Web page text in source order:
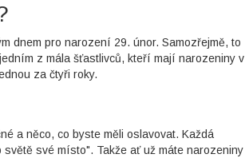
dnem pro narození 29. únor. Samozřejmě, to
z mála šťastlivců, kteří mají narozeniny v
za čtyři roky.
a něco, co byste měli oslavovat. Každá
své místo". Takže ať už máte narozeniny